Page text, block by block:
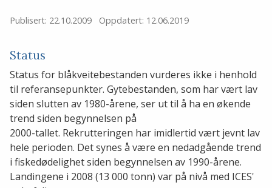
Publisert: 22.10.2009 Oppdatert: 12.06.2019
Status
Status for blåkveitebestanden vurderes ikke i henhold
til referansepunkter. Gytebestanden, som har vært lav
siden slutten av 1980-årene, ser ut til å ha en økende
trend siden begynnelsen på
2000-tallet. Rekrutteringen har imidlertid vært jevnt lav
hele perioden. Det synes å være en nedadgående trend
i fiskedødelighet siden begynnelsen av 1990-årene.
Landingene i 2008 (13 000 tonn) var på nivå med ICES'